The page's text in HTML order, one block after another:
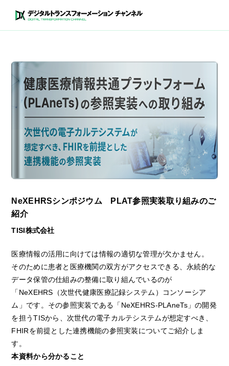
NeXEHRSシンポジウム PLAT参照実装取り組みのご
紹介
TISI株式会社
医療情報の活用に向けては情報の適切な管理が欠かません。
そのために患者と医療機関の双方がアクセスできる、永続的な
データ保管の仕組みの整備に取り組んでいるのが
「NeXEHRS（次世代健康医療記録システム）コンソーシア
ム」です。その参照実装である「NeXEHRS-PLAneTs」の開発
を担うTISから、次世代の電子カルテシステムが想定すべき、
FHIRを前提とした連携機能の参照実装についてご紹介しま
す。
本資料から分かること